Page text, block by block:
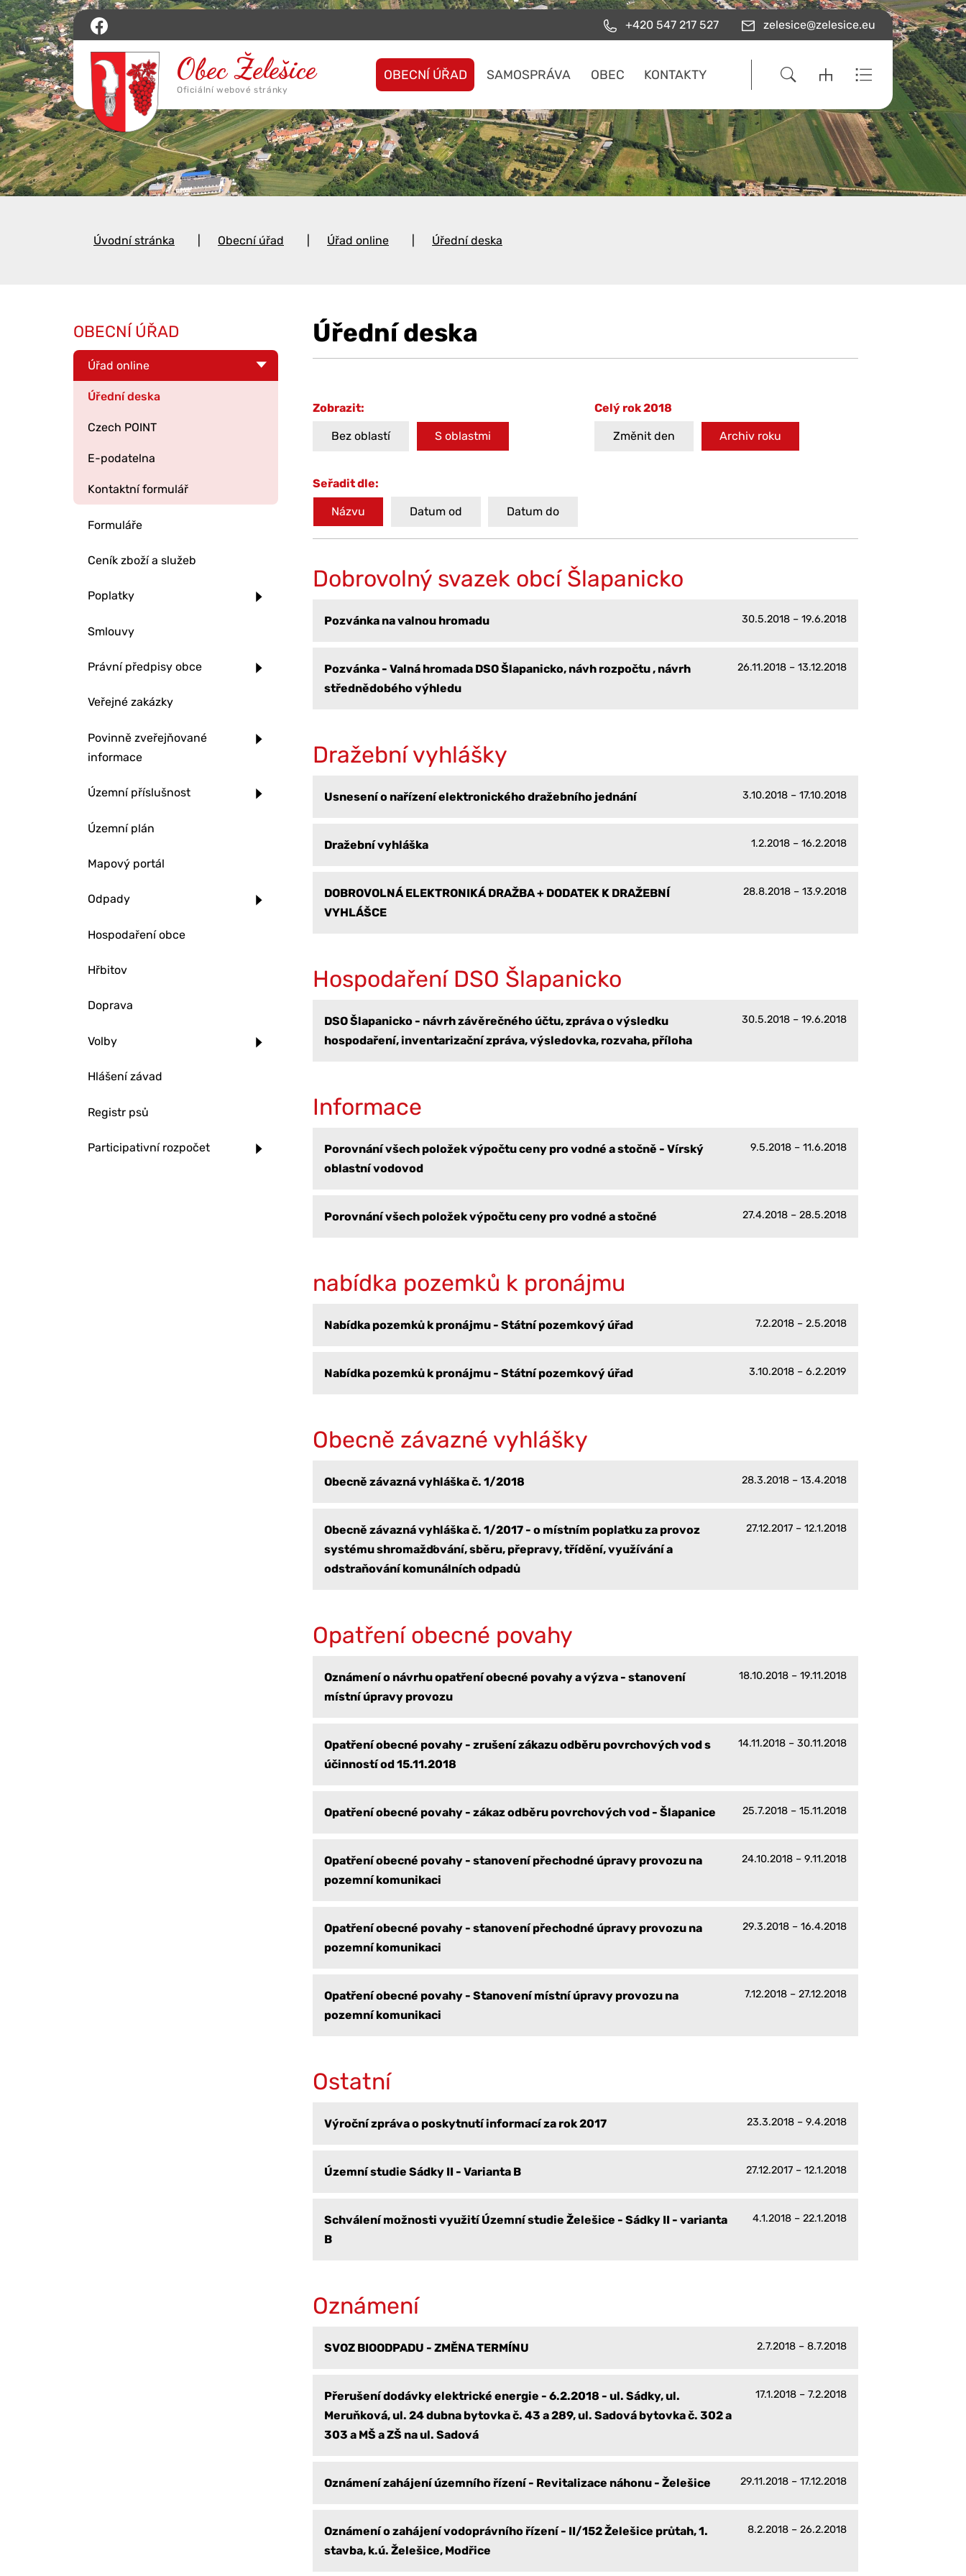
+420 547 217 527 zelesice@zelesice.eu
OBECNÍ ÚŘAD SAMOSPRÁVA OBEC KONTAKTY
Úvodní stránka Obecní úřad Úřad online Úřední deska
Úřední deska
Zobrazit:
Bez oblastí S oblastmi
Celý rok 2018
Změnit den Archiv roku
Seřadit dle:
Názvu Datum od Datum do
Dobrovolný svazek obcí Šlapanicko
Pozvánka na valnou hromadu 30.5.2018 – 19.6.2018
Pozvánka - Valná hromada DSO Šlapanicko, návh rozpočtu , návrh
střednědobého výhledu
26.11.2018 – 13.12.2018
Dražební vyhlášky
Usnesení o nařízení elektronického dražebního jednání 3.10.2018 – 17.10.2018
Dražební vyhláška 1.2.2018 – 16.2.2018
DOBROVOLNÁ ELEKTRONIKÁ DRAŽBA + DODATEK K DRAŽEBNÍ
VYHLÁŠCE
28.8.2018 – 13.9.2018
Hospodaření DSO Šlapanicko
DSO Šlapanicko - návrh závěrečného účtu, zpráva o výsledku
hospodaření, inventarizační zpráva, výsledovka, rozvaha, příloha
30.5.2018 – 19.6.2018
Informace
Porovnání všech položek výpočtu ceny pro vodné a stočně - Vírský
oblastní vodovod
9.5.2018 – 11.6.2018
Porovnání všech položek výpočtu ceny pro vodné a stočné 27.4.2018 – 28.5.2018
nabídka pozemků k pronájmu
Nabídka pozemků k pronájmu - Státní pozemkový úřad 7.2.2018 – 2.5.2018
Nabídka pozemků k pronájmu - Státní pozemkový úřad 3.10.2018 – 6.2.2019
Obecně závazné vyhlášky
Obecně závazná vyhláška č. 1/2018 28.3.2018 – 13.4.2018
Obecně závazná vyhláška č. 1/2017 - o místním poplatku za provoz
systému shromažďování, sběru, přepravy, třídění, využívání a
odstraňování komunálních odpadů
27.12.2017 – 12.1.2018
Opatření obecné povahy
Oznámení o návrhu opatření obecné povahy a výzva - stanovení
místní úpravy provozu
18.10.2018 – 19.11.2018
Opatření obecné povahy - zrušení zákazu odběru povrchových vod s
účinností od 15.11.2018
14.11.2018 – 30.11.2018
Opatření obecné povahy - zákaz odběru povrchových vod - Šlapanice 25.7.2018 – 15.11.2018
Opatření obecné povahy - stanovení přechodné úpravy provozu na
pozemní komunikaci
24.10.2018 – 9.11.2018
Opatření obecné povahy - stanovení přechodné úpravy provozu na
pozemní komunikaci
29.3.2018 – 16.4.2018
Opatření obecné povahy - Stanovení místní úpravy provozu na
pozemní komunikaci
7.12.2018 – 27.12.2018
Ostatní
Výroční zpráva o poskytnutí informací za rok 2017 23.3.2018 – 9.4.2018
Územní studie Sádky II - Varianta B 27.12.2017 – 12.1.2018
Schválení možnosti využití Územní studie Želešice - Sádky II - varianta
B
4.1.2018 – 22.1.2018
Oznámení
SVOZ BIOODPADU - ZMĚNA TERMÍNU 2.7.2018 – 8.7.2018
Přerušení dodávky elektrické energie - 6.2.2018 - ul. Sádky, ul.
Meruňková, ul. 24 dubna bytovka č. 43 a 289, ul. Sadová bytovka č. 302 a
303 a MŠ a ZŠ na ul. Sadová
17.1.2018 – 7.2.2018
Oznámení zahájení územního řízení - Revitalizace náhonu - Želešice 29.11.2018 – 17.12.2018
Oznámení o zahájení vodoprávního řízení - II/152 Želešice průtah, 1.
stavba, k.ú. Želešice, Modřice
8.2.2018 – 26.2.2018
OBECNÍ ÚŘAD
Úřad online
Úřední deska
Czech POINT
E-podatelna
Kontaktní formulář
Formuláře
Ceník zboží a služeb
Poplatky
Smlouvy
Právní předpisy obce
Veřejné zakázky
Povinně zveřejňované
informace
Územní příslušnost
Územní plán
Mapový portál
Odpady
Hospodaření obce
Hřbitov
Doprava
Volby
Hlášení závad
Registr psů
Participativní rozpočet